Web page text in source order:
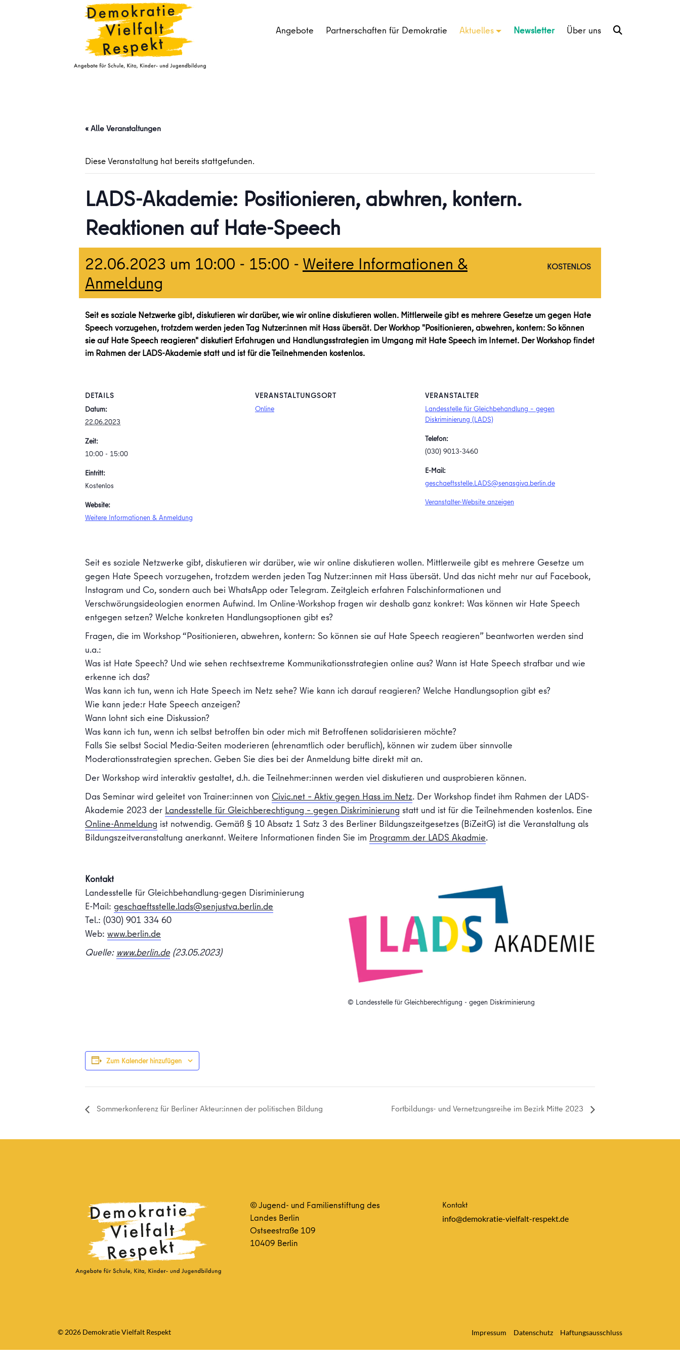
Angebote Partnerschaften für Demokratie Aktuelles Newsletter Über uns
« Alle Veranstaltungen
Diese Veranstaltung hat bereits stattgefunden.
LADS-Akademie: Positionieren, abwhren, kontern.
Reaktionen auf Hate-Speech
22.06.2023 um 10:00 - 15:00 - Weitere Informationen &
Anmeldung
KOSTENLOS
Seit es soziale Netzwerke gibt, diskutieren wir darüber, wie wir online diskutieren wollen. Mittlerweile gibt es mehrere Gesetze um gegen Hate
Speech vorzugehen, trotzdem werden jeden Tag Nutzer:innen mit Hass übersät. Der Workhop "Positionieren, abwehren, kontern: So können
sie auf Hate Speech reagieren" diskutiert Erfahrugen und Handlungsstrategien im Umgang mit Hate Speech im Internet. Der Workshop findet
im Rahmen der LADS-Akademie statt und ist für die Teilnehmenden kostenlos.
DETAILS
Datum:
22.06.2023
Zeit:
10:00 - 15:00
Eintritt:
Kostenlos
Website:
Weitere Informationen & Anmeldung
VERANSTALTUNGSORT
Online
VERANSTALTER
Landesstelle für Gleichbehandlung – gegen
Diskriminierung (LADS)
Telefon:
(030) 9013-3460
E-Mail:
geschaeftsstelle.LADS@senasgiva.berlin.de
Veranstalter-Website anzeigen
Seit es soziale Netzwerke gibt, diskutieren wir darüber, wie wir online diskutieren wollen. Mittlerweile gibt es mehrere Gesetze um
gegen Hate Speech vorzugehen, trotzdem werden jeden Tag Nutzer:innen mit Hass übersät. Und das nicht mehr nur auf Facebook,
Instagram und Co, sondern auch bei WhatsApp oder Telegram. Zeitgleich erfahren Falschinformationen und
Verschwörungsideologien enormen Aufwind. Im Online-Workshop fragen wir deshalb ganz konkret: Was können wir Hate Speech
entgegen setzen? Welche konkreten Handlungsoptionen gibt es?
Fragen, die im Workshop “Positionieren, abwehren, kontern: So können sie auf Hate Speech reagieren” beantworten werden sind
u.a.:
Was ist Hate Speech? Und wie sehen rechtsextreme Kommunikationsstrategien online aus? Wann ist Hate Speech strafbar und wie
erkenne ich das?
Was kann ich tun, wenn ich Hate Speech im Netz sehe? Wie kann ich darauf reagieren? Welche Handlungsoption gibt es?
Wie kann jede:r Hate Speech anzeigen?
Wann lohnt sich eine Diskussion?
Was kann ich tun, wenn ich selbst betroffen bin oder mich mit Betroffenen solidarisieren möchte?
Falls Sie selbst Social Media-Seiten moderieren (ehrenamtlich oder beruflich), können wir zudem über sinnvolle
Moderationsstrategien sprechen. Geben Sie dies bei der Anmeldung bitte direkt mit an.
Der Workshop wird interaktiv gestaltet, d.h. die Teilnehmer:innen werden viel diskutieren und ausprobieren können.
Das Seminar wird geleitet von Trainer:innen von Civic.net – Aktiv gegen Hass im Netz. Der Workshop findet ihm Rahmen der LADS-
Akademie 2023 der Landesstelle für Gleichberechtigung – gegen Diskriminierung statt und ist für die Teilnehmenden kostenlos. Eine
Online-Anmeldung ist notwendig. Gemäß § 10 Absatz 1 Satz 3 des Berliner Bildungszeitgesetzes (BiZeitG) ist die Veranstaltung als
Bildungszeitveranstaltung anerkannt. Weitere Informationen finden Sie im Programm der LADS Akadmie.
Kontakt
Landesstelle für Gleichbehandlung-gegen Disriminierung
E-Mail: geschaeftsstelle.lads@senjustva.berlin.de
Tel.: (030) 901 334 60
Web: www.berlin.de
Quelle: www.berlin.de (23.05.2023)
© Landesstelle für Gleichberechtigung - gegen Diskriminierung
Zum Kalender hinzufügen
Sommerkonferenz für Berliner Akteur:innen der politischen Bildung Fortbildungs- und Vernetzungsreihe im Bezirk Mitte 2023
© Jugend- und Familienstiftung des
Landes Berlin
Ostseestraße 109
10409 Berlin
Kontakt
info@demokratie-vielfalt-respekt.de
© 2026 Demokratie Vielfalt Respekt Impressum Datenschutz Haftungsausschluss